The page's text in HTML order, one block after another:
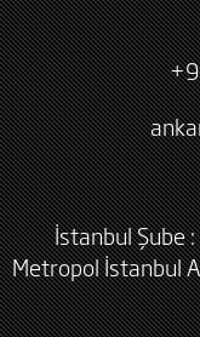
İstanbul Şube
Metropol İstanbul